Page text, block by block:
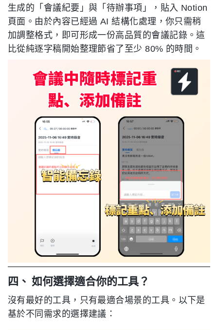
生成的「會議紀要」與「待辦事項」，貼入 Notion
頁面。由於內容已經過 AI 結構化處理，你只需稍
加調整格式，即可形成一份高品質的會議記錄。這
比從純逐字稿開始整理節省了至少 80% 的時間。
四、 如何選擇適合你的工具？
沒有最好的工具，只有最適合場景的工具。以下是
基於不同需求的選擇建議：